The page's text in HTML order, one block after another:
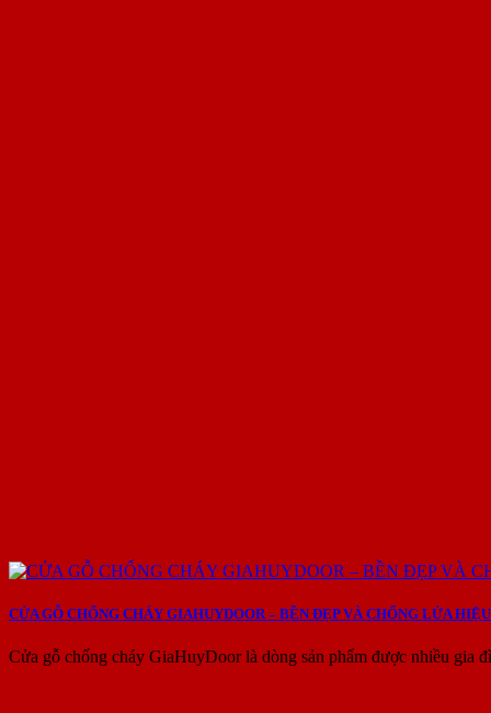
CỬA GỖ CHỐNG CHÁY GIAHUYDOOR – BỀN ĐẸP VÀ CHỐNG LỬA
Cửa gỗ chống cháy GiaHuyDoor là dòng sản phẩm được nhiều gia